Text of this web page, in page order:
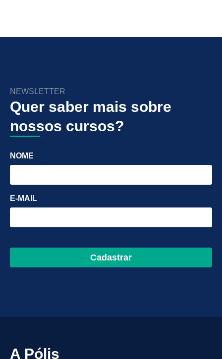
NEWSLETTER
Quer saber mais sobre
nossos cursos?
NOME
E-MAIL
Cadastrar
A Pólis